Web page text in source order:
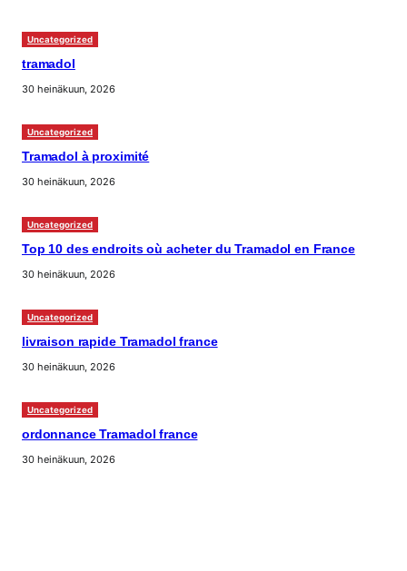
Uncategorized
tramadol
30 heinäkuun, 2026
Uncategorized
Tramadol à proximité
30 heinäkuun, 2026
Uncategorized
Top 10 des endroits où acheter du Tramadol en France
30 heinäkuun, 2026
Uncategorized
livraison rapide Tramadol france
30 heinäkuun, 2026
Uncategorized
ordonnance Tramadol france
30 heinäkuun, 2026